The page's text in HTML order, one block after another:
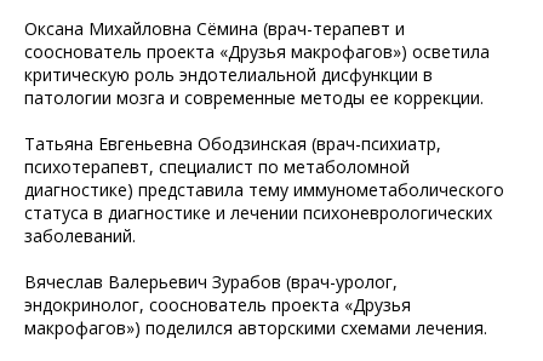
Оксана Михайловна Сёмина (врач-терапевт и
сооснователь проекта «Друзья макрофагов») осветила
критическую роль эндотелиальной дисфункции в
патологии мозга и современные методы ее коррекции.
Татьяна Евгеньевна Ободзинская (врач-психиатр,
психотерапевт, специалист по метаболомной
диагностике) представила тему иммунометаболического
статуса в диагностике и лечении психоневрологических
заболеваний.
Вячеслав Валерьевич Зурабов (врач-уролог,
эндокринолог, сооснователь проекта «Друзья
макрофагов») поделился авторскими схемами лечения.